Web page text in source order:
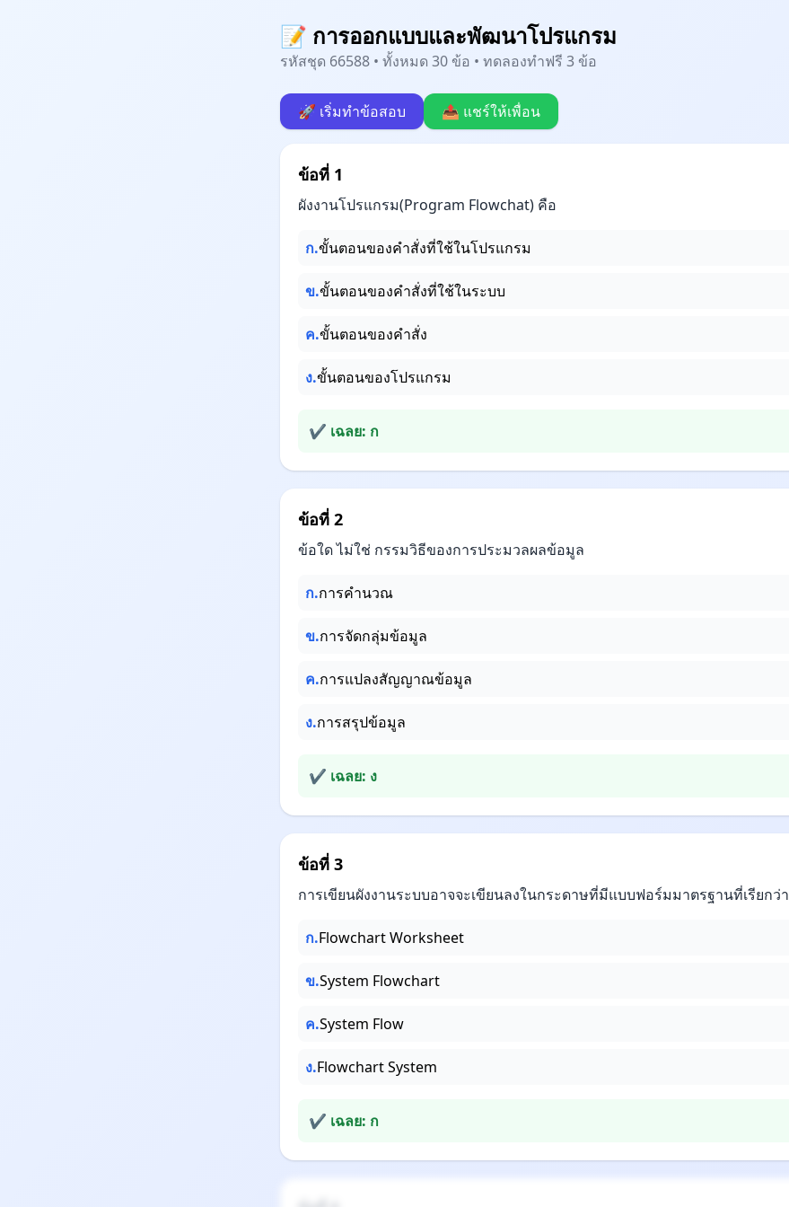
📝 การออกแบบและพัฒนาโปรแกรม
รหัสชุด 66588 • ทั้งหมด 30 ข้อ • ทดลองทำฟรี 3 ข้อ
🚀 เริ่มทำข้อสอบ 📤 แชร์ให้เพื่อน
ข้อที่ 1
ผังงานโปรแกรม(Program Flowchat) คือ
ก.ขั้นตอนของคำสั่งที่ใช้ในโปรแกรม
ข.ขั้นตอนของคำสั่งที่ใช้ในระบบ
ค.ขั้นตอนของคำสั่ง
ง.ขั้นตอนของโปรแกรม
✔ เฉลย: ก
ข้อที่ 2
ข้อใด ไม่ใช่ กรรมวิธีของการประมวลผลข้อมูล
ก.การคำนวณ
ข.การจัดกลุ่มข้อมูล
ค.การแปลงสัญญาณข้อมูล
ง.การสรุปข้อมูล
✔ เฉลย: ง
ข้อที่ 3
การเขียนผังงานระบบอาจจะเขียนลงในกระดาษที่มีแบบฟอร์มมาตรฐานที่เรียกว่า
ก.Flowchart Worksheet
ข.System Flowchart
ค.System Flow
ง.Flowchart System
✔ เฉลย: ก